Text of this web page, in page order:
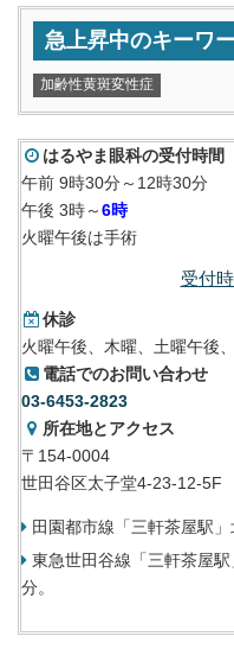
急上昇中のキーワ
加齢性黄斑変性症
はるやま眼科の受付時間
午前 9時30分～12時30分
午後 3時～6時
火曜午後は手術
受付
休診
火曜午後、木曜、土曜午後
電話でのお問い合わせ
03-6453-2823
所在地とアクセス
〒154-0004
世田谷区太子堂4-23-12-5F
田園都市線「三軒茶屋駅
東急世田谷線「三軒茶屋
分。